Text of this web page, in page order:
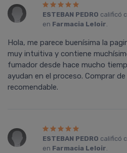
ESTEBAN PEDRO calificó
en Farmacia Leloir.
Hola, me parece buenísima la
muy intuitiva y contiene
fumador desde hace mucho
ayudan en el proceso. Comprar
recomendable.
ESTEBAN PEDRO calificó
en Farmacia Leloir.